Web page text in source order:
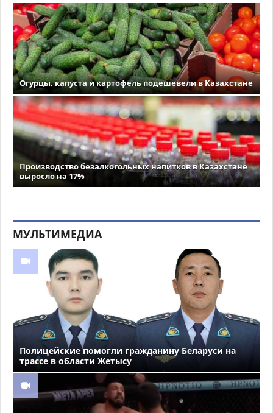
Огурцы, капуста и картофель подешевели в Казахстане
Производство безалкогольных напитков в Казахстане
выросло на 17%
МУЛЬТИМЕДИА
Полицейские помогли гражданину Беларуси на
трассе в области Жетысу